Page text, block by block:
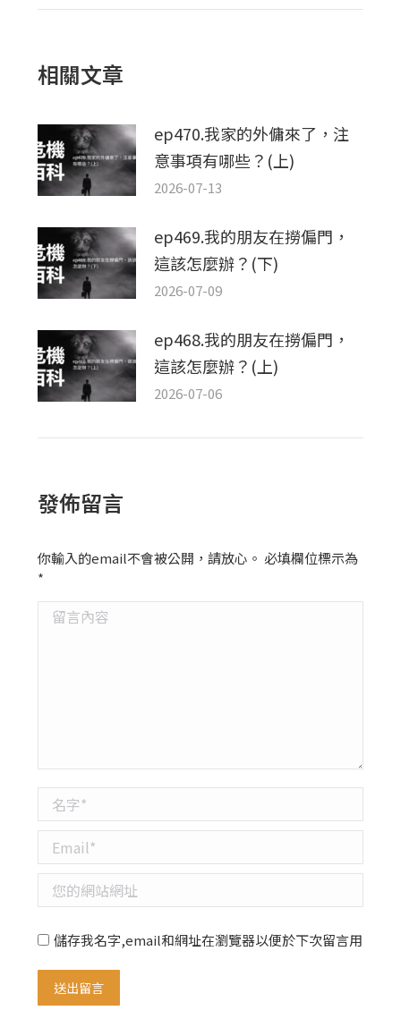
篇
相關文章
ep470.我家的外傭來了，注
意事項有哪些？(上)
2026-07-13
ep469.我的朋友在撈偏門，
這該怎麼辦？(下)
2026-07-09
ep468.我的朋友在撈偏門，
這該怎麼辦？(上)
2026-07-06
發佈留言
你輸入的email不會被公開，請放心。 必填欄位標示為
*
留言內容
名字 *
Email *
您的網站網址
儲存我名字,email和網址在瀏覽器以便於下次留言用
送出留言